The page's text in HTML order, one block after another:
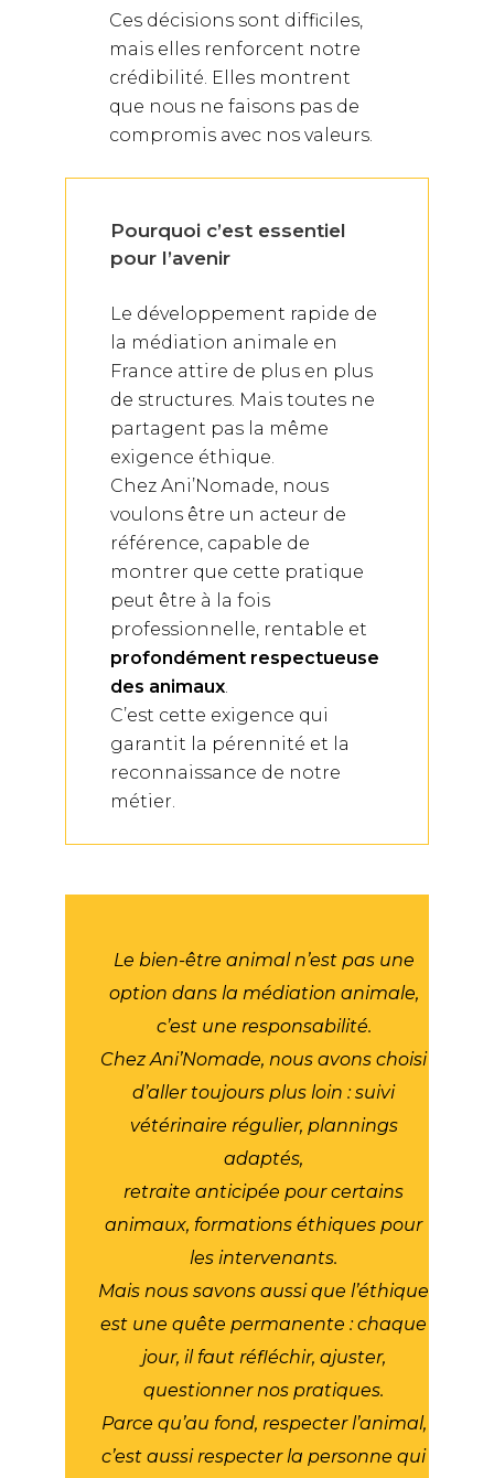
Ces décisions sont difficiles,
mais elles renforcent notre
crédibilité. Elles montrent
que nous ne faisons pas de
compromis avec nos valeurs.
Pourquoi c’est essentiel
pour l’avenir
Le développement rapide de
la médiation animale en
France attire de plus en plus
de structures. Mais toutes ne
partagent pas la même
exigence éthique.
Chez Ani’Nomade, nous
voulons être un acteur de
référence, capable de
montrer que cette pratique
peut être à la fois
professionnelle, rentable et
profondément respectueuse
des animaux.
C’est cette exigence qui
garantit la pérennité et la
reconnaissance de notre
métier.
Le bien-être animal n’est pas une
option dans la médiation animale,
c’est une responsabilité.
Chez Ani’Nomade, nous avons choisi
d’aller toujours plus loin : suivi
vétérinaire régulier, plannings
adaptés,
retraite anticipée pour certains
animaux, formations éthiques pour
les intervenants.
Mais nous savons aussi que l’éthique
est une quête permanente : chaque
jour, il faut réfléchir, ajuster,
questionner nos pratiques.
Parce qu’au fond, respecter l’animal,
c’est aussi respecter la personne qui